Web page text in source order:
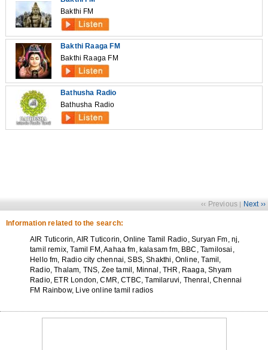
Bakthi FM
Bakthi Raaga FM
Bakthi Raaga FM
Bathusha Radio
Bathusha Radio
‹‹ Previous | Next ››
Information related to the search:
AIR Tuticorin, AIR Tuticorin, Online Tamil Radio, Suryan Fm, nj,
tamil remix, Tamil FM, Aahaa fm, kalasam fm, BBC, Tamilosai,
Hello fm, Radio city chennai, SBS, Shakthi, Online, Tamil,
Radio, Thalam, TNS, Zee tamil, Minnal, THR, Raaga, Shyam
Radio, ETR London, CMR, CTBC, Tamilaruvi, Thenral, Chennai
FM Rainbow, Live online tamil radios